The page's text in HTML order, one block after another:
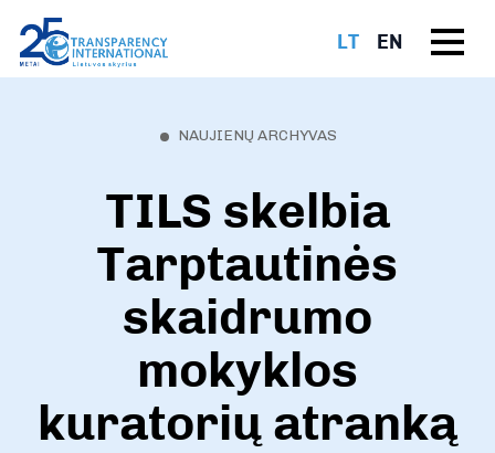
LT EN
NAUJIENŲ ARCHYVAS
TILS skelbia
Tarptautinės
skaidrumo
mokyklos
kuratorių atranką